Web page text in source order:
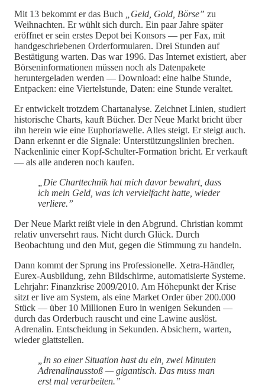
Mit 13 bekommt er das Buch
„Geld, Gold, Börse” zu
Weihnachten. Er wühlt sich durch. Ein paar Jahre später
eröffnet er sein erstes Depot bei Konsors — per Fax, mit
handgeschriebenen Orderformularen. Drei Stunden auf
Bestätigung warten. Das war 1996. Das Internet existiert, aber
Börseninformationen müssen noch als Datenpakete
heruntergeladen werden — Download: eine halbe Stunde,
Entpacken: eine Viertelstunde, Daten: eine Stunde veraltet.
Er entwickelt trotzdem Chartanalyse. Zeichnet Linien, studiert
historische Charts, kauft Bücher. Der Neue Markt bricht über
ihn herein wie eine Euphoriawelle. Alles steigt. Er steigt auch.
Dann erkennt er die Signale: Unterstützungslinien brechen.
Nackenlinie einer Kopf-Schulter-Formation bricht. Er verkauft
— als alle anderen noch kaufen.
„Die Charttechnik hat mich davor bewahrt, dass
ich mein Geld, was ich vervielfacht hatte, wieder
verliere.”
Der Neue Markt reißt viele in den Abgrund. Christian kommt
relativ unversehrt raus. Nicht durch Glück. Durch
Beobachtung und den Mut, gegen die Stimmung zu handeln.
Dann kommt der Sprung ins Professionelle. Xetra-Händler,
Eurex-Ausbildung, zehn Bildschirme, automatisierte Systeme.
Lehrjahr: Finanzkrise 2009/2010. Am Höhepunkt der Krise
sitzt er live am System, als eine Market Order über 200.000
Stück — über 10 Millionen Euro in wenigen Sekunden —
durch das Orderbuch rauscht und eine Lawine auslöst.
Adrenalin. Entscheidung in Sekunden. Absichern, warten,
wieder glattstellen.
„In so einer Situation hast du ein, zwei Minuten
Adrenalinausstoß — gigantisch. Das muss man
erst mal verarbeiten.”